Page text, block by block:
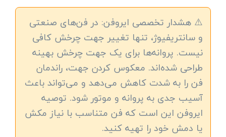
⚠️ هشدار تخصصی ایروفن: در فن‌های صنعتی
و سانتریفیوژ، تنها تغییر جهت چرخش کافی
نیست. پروانه‌ها برای یک جهت چرخش بهینه
طراحی شده‌اند. معکوس کردن جهت، راندمان
فن را به شدت کاهش می‌دهد و می‌تواند باعث
آسیب جدی به پروانه و موتور شود. توصیه
ایروفن این است که فن متناسب با نیاز مکش
یا دمش خود را تهیه کنید.